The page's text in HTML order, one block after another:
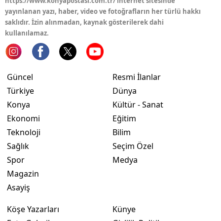
Yalova
Osmaniye
Düzce
yayınlanan yazı, haber, video ve fotoğrafların her türlü hakkı
saklıdır. İzin alınmadan, kaynak gösterilerek dahi
kullanılamaz.
Güncel
Türkiye
Konya
Ekonomi
Teknoloji
Sağlık
Spor
Magazin
Asayiş
Resmi İlanlar
Dünya
Kültür - Sanat
Eğitim
Bilim
Seçim Özel
Medya
Köşe Yazarları
Künye